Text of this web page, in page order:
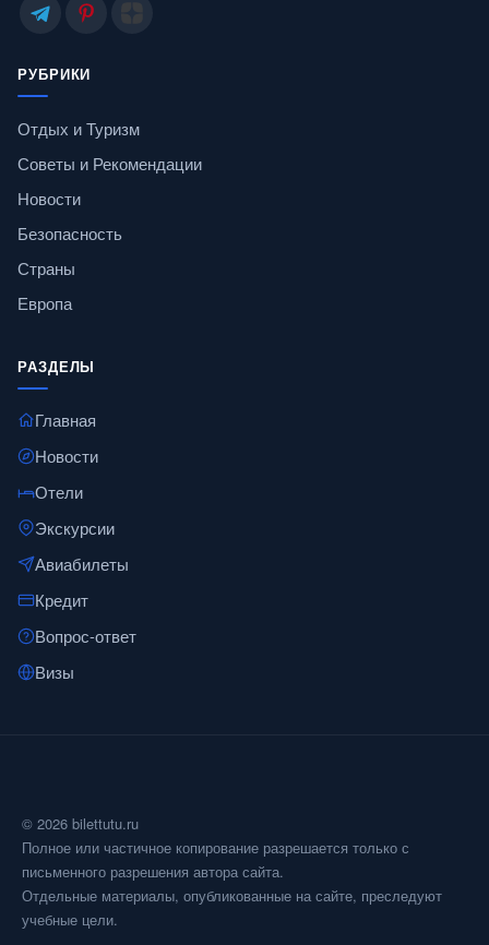
РУБРИКИ
Отдых и Туризм
Советы и Рекомендации
Новости
Безопасность
Страны
Европа
РАЗДЕЛЫ
Главная
Новости
Отели
Экскурсии
Авиабилеты
Кредит
Вопрос-ответ
Визы
© 2026 bilettutu.ru
Полное или частичное копирование разрешается только с
письменного разрешения автора сайта.
Отдельные материалы, опубликованные на сайте, преследуют
учебные цели.